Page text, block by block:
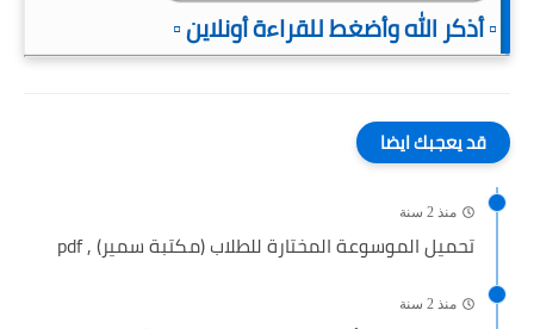
▫️ أذكر الله وأضغط للقراءة أونلاين ▫️
قد يعجبك ايضا
منذ 2 سنة
تحميل الموسوعة المختارة للطلاب (مكتبة سمير) , pdf
منذ 2 سنة